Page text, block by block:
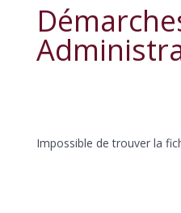
Impossible de trouver la